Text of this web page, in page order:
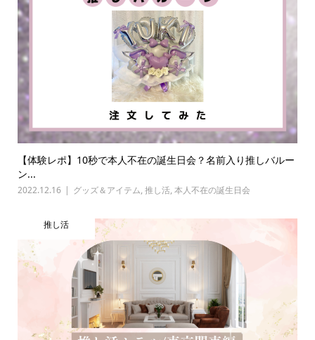
【体験レポ】10秒で本人不在の誕生日会？名前入り推しバルー
ン...
2022.12.16 グッズ＆アイテム, 推し活, 本人不在の誕生日会
推し活